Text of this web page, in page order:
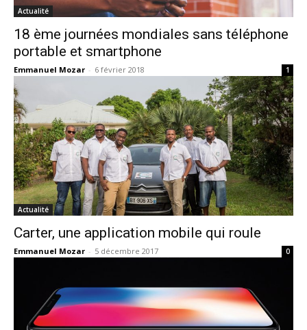
Actualité
18 ème journées mondiales sans téléphone
portable et smartphone
Emmanuel Mozar - 6 février 2018 1
Actualité
Carter, une application mobile qui roule
Emmanuel Mozar - 5 décembre 2017 0